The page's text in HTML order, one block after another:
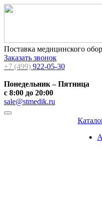
Поставка медицинского
Заказать звонок
+7 (499) 922-05-30
Понедельник – Пятница
с 8:00 до 20:00
sale@stmedik.ru